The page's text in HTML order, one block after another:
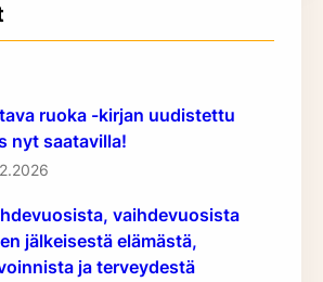
ruoka -kirjan uudistettu
nyt saatavilla!
vaihdevuosista
jälkeisestä elämästä,
ja terveydestä